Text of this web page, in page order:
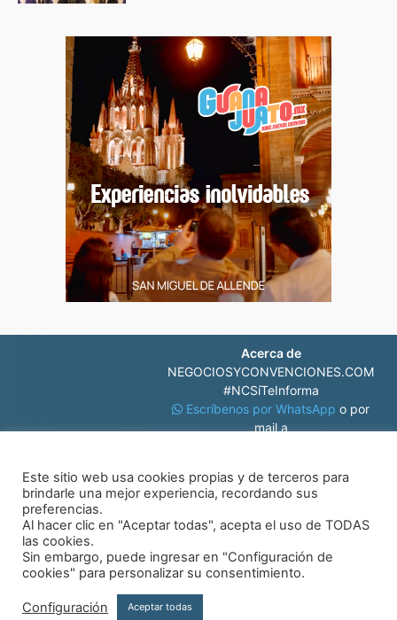
Acerca de
NEGOCIOSYCONVENCIONES.COM
#NCSíTeInforma
Escríbenos por WhatsAppo por
mail a
© Negocios y Convenciones
Aviso de privacidad
Este sitio web usa cookies propias y de terceros para
brindarle una mejor experiencia, recordando sus
preferencias.
Al hacer clic en "Aceptar todas", acepta el uso de TODAS
las cookies.
Sin embargo, puede ingresar en "Configuración de
cookies" para personalizar su consentimiento.
Configuración Aceptar todas